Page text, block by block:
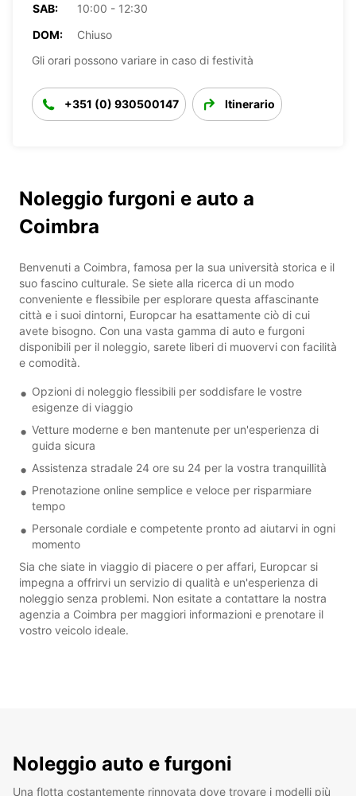
SAB:
10:00 - 12:30
DOM:
Chiuso
Gli orari possono variare in caso di festività
+351 (0) 930500147 Itinerario
Noleggio furgoni e auto a
Coimbra
Benvenuti a Coimbra, famosa per la sua università storica e il
suo fascino culturale. Se siete alla ricerca di un modo
conveniente e flessibile per esplorare questa affascinante
città e i suoi dintorni, Europcar ha esattamente ciò di cui
avete bisogno. Con una vasta gamma di auto e furgoni
disponibili per il noleggio, sarete liberi di muovervi con facilità
e comodità.
Opzioni di noleggio flessibili per soddisfare le vostre
esigenze di viaggio
Vetture moderne e ben mantenute per un'esperienza di
guida sicura
Assistenza stradale 24 ore su 24 per la vostra tranquillità
Prenotazione online semplice e veloce per risparmiare
tempo
Personale cordiale e competente pronto ad aiutarvi in ogni
momento
Sia che siate in viaggio di piacere o per affari, Europcar si
impegna a offrirvi un servizio di qualità e un'esperienza di
noleggio senza problemi. Non esitate a contattare la nostra
agenzia a Coimbra per maggiori informazioni e prenotare il
vostro veicolo ideale.
Noleggio auto e furgoni
Una flotta costantemente rinnovata dove trovare i modelli più